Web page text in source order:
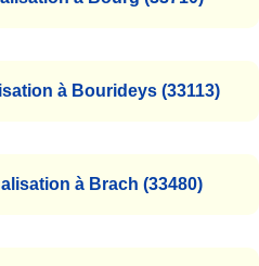
à Bourideys (33113)
à Brach (33480)